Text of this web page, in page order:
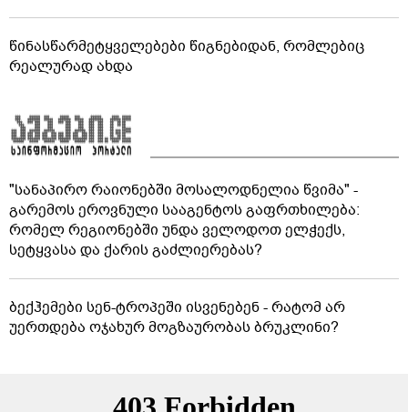
წინასწარმეტყველებები წიგნებიდან, რომლებიც
რეალურად ახდა
"სანაპირო რაიონებში მოსალოდნელია წვიმა" -
გარემოს ეროვნული სააგენტოს გაფრთხილება:
რომელ რეგიონებში უნდა ველოდოთ ელჭექს,
სეტყვასა და ქარის გაძლიერებას?
ბექჰემები სენ-ტროპეში ისვენებენ - რატომ არ
უერთდება ოჯახურ მოგზაურობას ბრუკლინი?